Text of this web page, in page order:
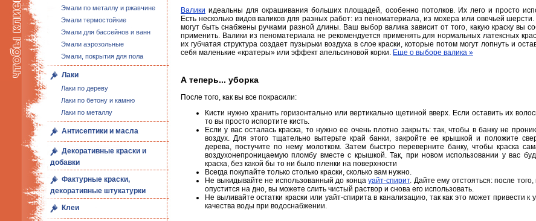
Эмали по металлу и ржавчине
Эмали термостойкие
Эмали для бассейнов и ванн
Эмали аэрозольные
Эмали, покрытия для пола
Лаки
Лаки по дереву
Лаки по бетону и камню
Лаки по металлу
Антисептики и масла
Декоративные краски и
добавки
Фактурные краски,
декоративные штукатурки
Клеи
Валики идеальны для окрашивания больших площадей, особенно потолков. Их лего и просто
Есть несколько видов валиков для разных работ: из пеноматериала, из мохера или овечьей
могут быть снабжены ручками разной длины. Ваш выбор валика зависит от того, какую краску вы
применить. Валики из пеноматериала не рекомендуется применять для нормальных латексных
их губчатая структура создает пузырьки воздуха в слое краски, которые потом могут лопнуть и
себя маленькие «кратеры» или эффект апельсиновой корки. Еще о выборе валика »
А теперь... уборка
После того, как вы все покрасили:
Кисти нужно хранить горизонтально или вертикально щетиной вверх. Если оставить их
то вы просто испортите кисть.
Если у вас осталась краска, то нужно ее очень плотно закрыть: так, чтобы в банку не
воздух. Для этого тщательно вытерьте край банки, закройте ее крышкой и положите
дерева, постучите по нему молотком. Затем быстро переверните банку, чтобы краска
воздухонепроницаемую пломбу вместе с крышкой. Так, при новом использовании у вас
краска, без какой бы то ни было пленки на поверхности
Всегда покупайте только столько краски, сколько вам нужно.
Не выкидывайте не использованный до концауайт-спирит. Дайте ему отстояться: после того,
опустится на дно, вы можете слить чистый раствор и снова его использовать.
Не выливайте остатки краски или уайт-спирита в канализацию, так как это может привести к
качества воды при водоснабжении.